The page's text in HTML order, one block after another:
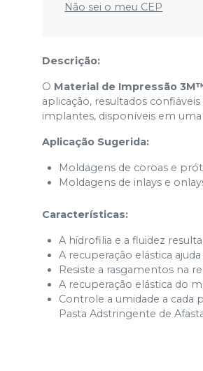
Não sei o meu CEP
Descrição:
O Material de Impressão
aplicação, resultados
implantes, disponíveis em uma
Aplicação Sugerida:
Moldagens de coroas e
Moldagens de inlays e
Características:
A hidrofilia e a fluidez
A recuperação elástica
Resiste a rasgamentos na
A recuperação elástica do
Controle a umidade a cada
Pasta Adstringente de